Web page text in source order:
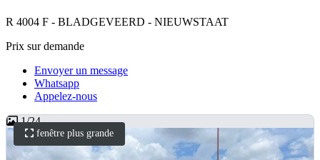
R 4004 F - BLADGEVEERD - NIEUWSTAAT
Prix ​​sur demande
Envoyer un message
Whatsapp
Appelez-nous
fenêtre plus grande
1/24